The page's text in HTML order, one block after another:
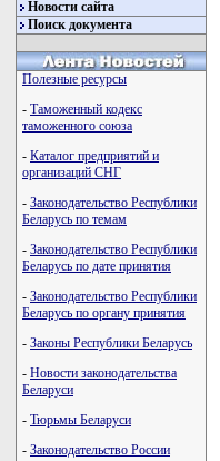
Новости сайта
Поиск документа
Полезные ресурсы
- Таможенный кодекс
таможенного союза
- Каталог предприятий и
организаций СНГ
- Законодательство Республики
Беларусь по темам
- Законодательство Республики
Беларусь по дате принятия
- Законодательство Республики
Беларусь по органу принятия
- Законы Республики Беларусь
- Новости законодательства
Беларуси
- Тюрьмы Беларуси
- Законодательство России